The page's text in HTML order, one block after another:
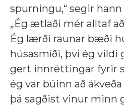
spurningu,“ segir
„Ég ætlaði mér alltaf
Ég lærði raunar bæði
húsasmíði, því ég vildi
gert innréttingar fyrir
ég var búinn að ákveða
þá sagðist vinur minn